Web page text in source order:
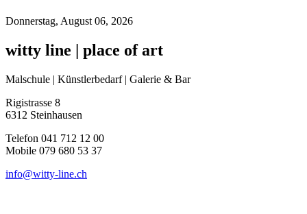
Donnerstag, August 06, 2026
witty line | place of art
Malschule | Künstlerbedarf | Galerie & Bar
Rigistrasse 8
6312 Steinhausen
Telefon 041 712 12 00
Mobile 079 680 53 37
info@witty-line.ch